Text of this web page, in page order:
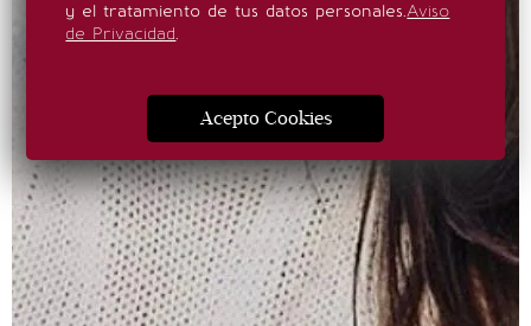
y el tratamiento de tus datos personales.Aviso
de Privacidad.
Acepto Cookies